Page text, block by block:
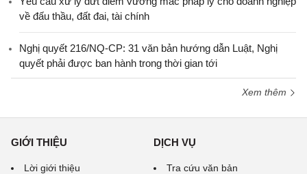
về đấu thầu, đất đai, tài chính
Nghị quyết 216/NQ-CP: 31 văn bản hướng dẫn Luật, Nghị
quyết phải được ban hành trong thời gian tới
Xem thêm
GIỚI THIỆU
Lời giới thiệu
DỊCH VỤ
Tra cứu văn bản